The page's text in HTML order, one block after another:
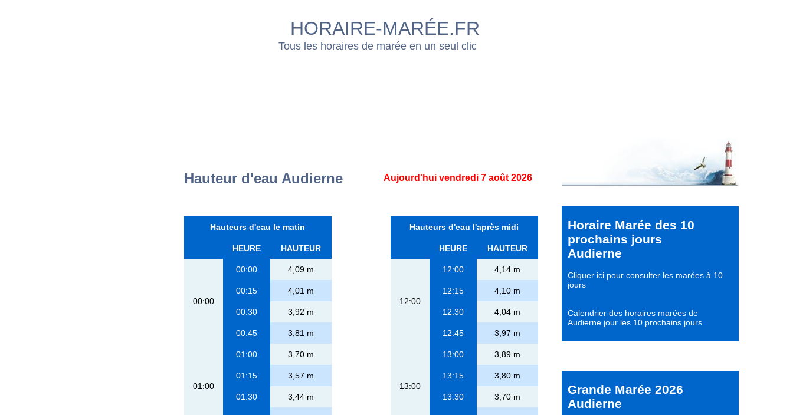
HORAIRE-MARÉE.FR
Tous les horaires de marée en un seul clic
Hauteur d'eau Audierne Aujourd'hui vendredi 7 août 2026
Hauteurs d'eau le matin
HEURE HAUTEUR
00:00
00:00 4,09 m
00:15 4,01 m
00:30 3,92 m
00:45 3,81 m
01:00
01:00 3,70 m
01:15 3,57 m
01:30 3,44 m
Hauteurs d'eau l'après midi
HEURE HAUTEUR
12:00
12:00 4,14 m
12:15 4,10 m
12:30 4,04 m
12:45 3,97 m
13:00
13:00 3,89 m
13:15 3,80 m
13:30 3,70 m
Horaire Marée des 10
prochains jours
Audierne
Cliquer ici pour consulter les marées à 10
jours
Calendrier des horaires marées de
Audierne jour les 10 prochains jours
Grande Marée 2026
Audierne